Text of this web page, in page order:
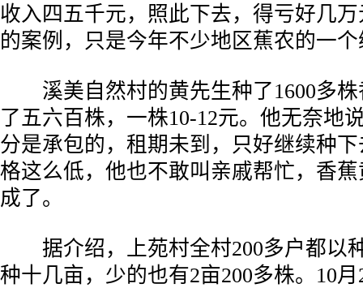
收入四五千元，照此下去，得亏好几
的案例，只是今年不少地区蕉农的一
溪美自然村的黄先生种了1600多株
了五六百株，一株10-12元。他无奈地
分是承包的，租期未到，只好继续种
格这么低，他也不敢叫亲戚帮忙，香
成了。
据介绍，上苑村全村200多户都以
种十几亩，少的也有2亩200多株。10